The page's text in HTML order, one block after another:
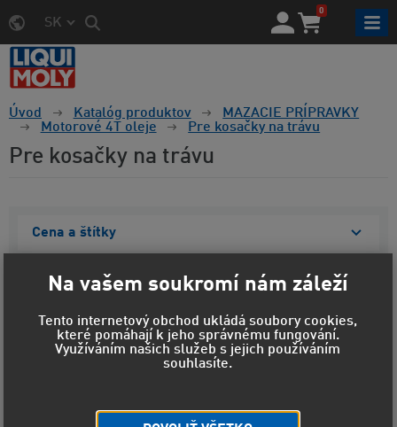
SK
0
Úvod Katalóg produktov
MAZACIE PRÍPRAVKY
Motorové 4T oleje
Pre kosačky na trávu
Pre kosačky na trávu
Cena a štítky
Materiál obalu
Viskozita
Na vašem soukromí nám záleží
Tento internetový obchod ukládá soubory cookies,
které pomáhají k jeho správnému fungování.
Využíváním našich služeb s jejich používáním
souhlasíte.